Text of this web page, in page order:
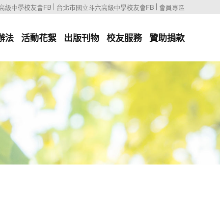
級中學校友會FB 台北市國立斗六高級中學校友會FB 會員專區
法 活動花絮 出版刊物 校友服務 贊助捐款